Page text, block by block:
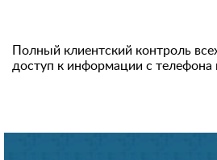
Полный клиентский контроль
доступ к информации с